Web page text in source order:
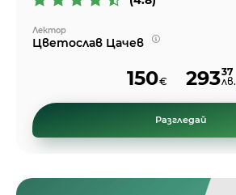
Лектор
Цветослав Цачев
Разгледай
29337
лв.
150€